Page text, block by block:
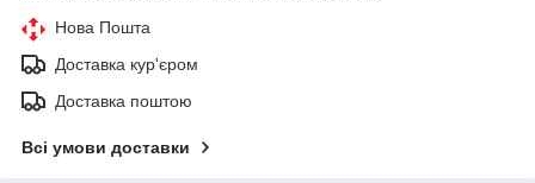
Нова Пошта
Доставка кур'єром
Доставка поштою
Всі умови доставки